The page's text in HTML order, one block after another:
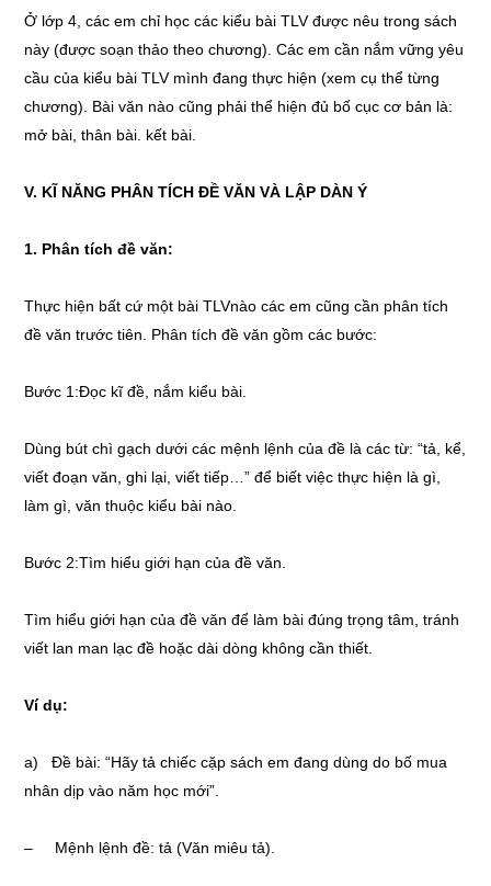
Ở lớp 4, các em chỉ học các kiểu bài TLV được nêu trong sách
này (được soạn thảo theo chương). Các em cần nắm vững yêu
cầu của kiểu bài TLV mình đang thực hiện (xem cụ thể từng
chương). Bài văn nào cũng phải thể hiện đủ bố cục cơ bản là:
mở bài, thân bài. kết bài.
V. KĨ NĂNG PHÂN TÍCH ĐỀ VĂN VÀ LẬP DÀN Ý
1. Phân tích đề văn:
Thực hiện bất cứ một bài TLVnào các em cũng cần phân tích
đề văn trước tiên. Phân tích đề văn gồm các bước:
Bước 1:Đọc kĩ đề, nắm kiểu bài.
Dùng bút chì gạch dưới các mệnh lệnh của đề là các từ: “tả, kể,
viết đoạn văn, ghi lại, viết tiếp…” để biết việc thực hiện là gì,
làm gì, văn thuộc kiểu bài nào.
Bước 2:Tìm hiểu giới hạn của đề văn.
Tìm hiểu giới hạn của đề văn để làm bài đúng trọng tâm, tránh
viết lan man lạc đề hoặc dài dòng không cần thiết.
Ví dụ:
a) Đề bài: “Hãy tả chiếc cặp sách em đang dùng do bố mua
nhân dịp vào năm học mới”.
– Mệnh lệnh đề: tả (Văn miêu tả).